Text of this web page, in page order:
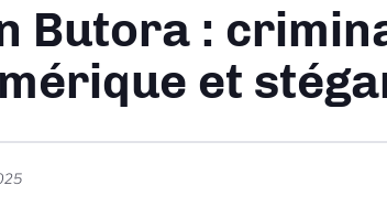
Butora :
et